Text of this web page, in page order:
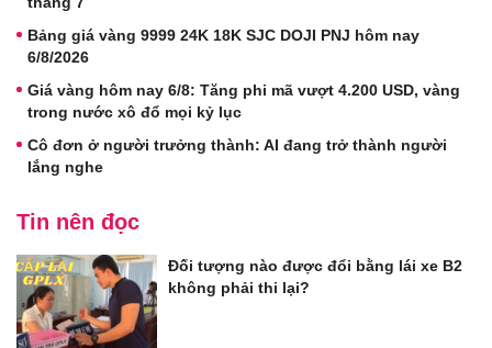
Bảng giá vàng 9999 24K 18K SJC DOJI PNJ hôm nay
6/8/2026
Giá vàng hôm nay 6/8: Tăng phi mã vượt 4.200 USD, vàng
trong nước xô đổ mọi kỷ lục
Cô đơn ở người trưởng thành: AI đang trở thành người
lắng nghe
Tin nên đọc
Đối tượng nào được đổi bằng lái xe B2
không phải thi lại?